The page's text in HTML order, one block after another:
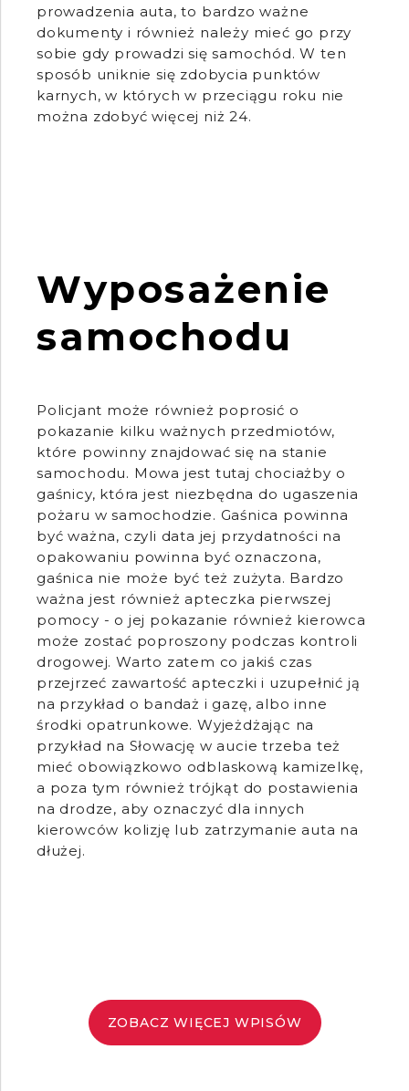
prowadzenia auta, to bardzo ważne
dokumenty i również należy mieć go przy
sobie gdy prowadzi się samochód. W ten
sposób uniknie się zdobycia punktów
karnych, w których w przeciągu roku nie
można zdobyć więcej niż 24.
Wyposażenie
samochodu
Policjant może również poprosić o
pokazanie kilku ważnych przedmiotów,
które powinny znajdować się na stanie
samochodu. Mowa jest tutaj chociażby o
gaśnicy, która jest niezbędna do ugaszenia
pożaru w samochodzie. Gaśnica powinna
być ważna, czyli data jej przydatności na
opakowaniu powinna być oznaczona,
gaśnica nie może być też zużyta. Bardzo
ważna jest również apteczka pierwszej
pomocy - o jej pokazanie również kierowca
może zostać poproszony podczas kontroli
drogowej. Warto zatem co jakiś czas
przejrzeć zawartość apteczki i uzupełnić ją
na przykład o bandaż i gazę, albo inne
środki opatrunkowe. Wyjeżdżając na
przykład na Słowację w aucie trzeba też
mieć obowiązkowo odblaskową kamizelkę,
a poza tym również trójkąt do postawienia
na drodze, aby oznaczyć dla innych
kierowców kolizję lub zatrzymanie auta na
dłużej.
ZOBACZ WIĘCEJ WPISÓW